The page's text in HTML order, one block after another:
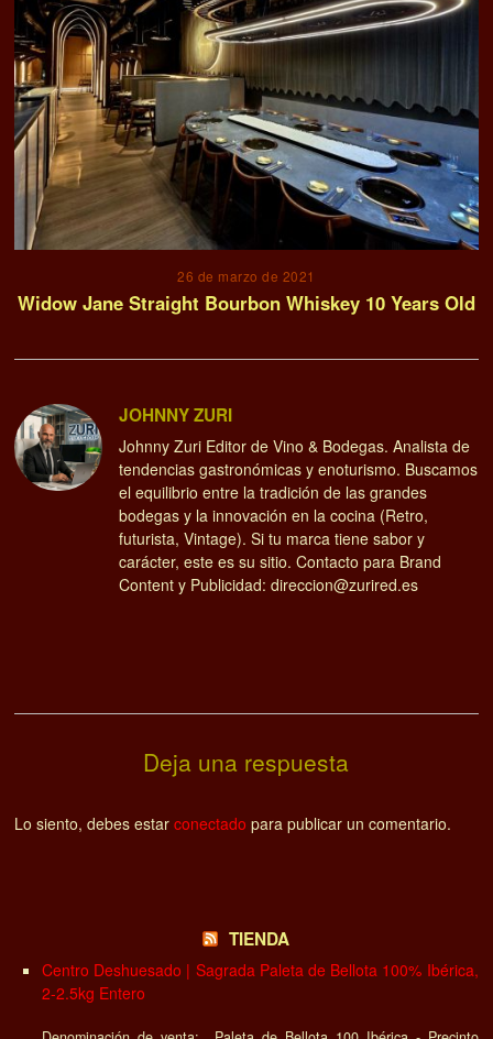
26 de marzo de 2021
Widow Jane Straight Bourbon Whiskey 10 Years Old
JOHNNY ZURI
Johnny Zuri Editor de Vino & Bodegas. Analista de
tendencias gastronómicas y enoturismo. Buscamos
el equilibrio entre la tradición de las grandes
bodegas y la innovación en la cocina (Retro,
futurista, Vintage). Si tu marca tiene sabor y
carácter, este es su sitio. Contacto para Brand
Content y Publicidad: direccion@zurired.es
Deja una respuesta
Lo siento, debes estarconectado para publicar un comentario.
TIENDA
Centro Deshuesado | Sagrada Paleta de Bellota 100% Ibérica,
2-2.5kg Entero